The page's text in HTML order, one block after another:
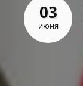
03
июня